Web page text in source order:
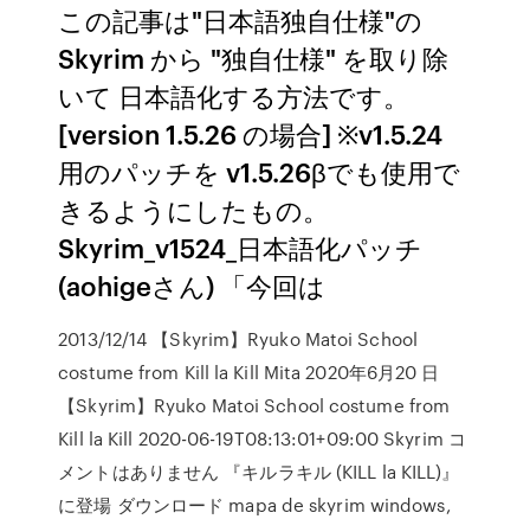
この記事は"日本語独自仕様"の
Skyrim から "独自仕様" を取り除
いて 日本語化する方法です。
[version 1.5.26 の場合] ※v1.5.24
用のパッチを v1.5.26βでも使用で
きるようにしたもの。
Skyrim_v1524_日本語化パッチ
(aohigeさん) 「今回は
2013/12/14 【Skyrim】Ryuko Matoi School
costume from Kill la Kill Mita 2020年6月20 日
【Skyrim】Ryuko Matoi School costume from
Kill la Kill 2020-06-19T08:13:01+09:00 Skyrim コ
メントはありません 『キルラキル (KILL la KILL)』
に登場 ダウンロード mapa de skyrim windows,